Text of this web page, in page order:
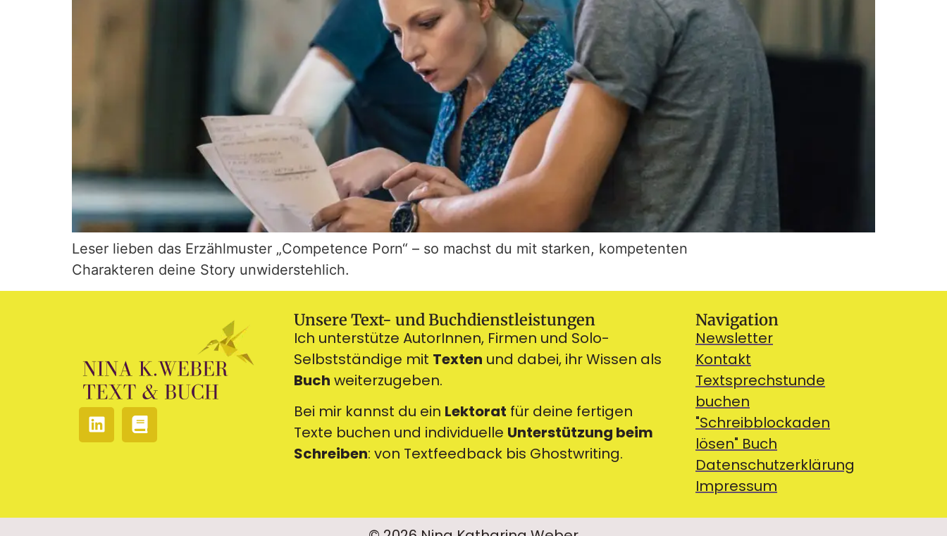
Leser lieben das Erzählmuster „Competence Porn“ – so machst du mit starken, kompetenten
Charakteren deine Story unwiderstehlich.
Ich unterstütze AutorInnen, Firmen und Solo-
Selbstständige mit Texten und dabei, ihr Wissen als
Buch weiterzugeben.
Bei mir kannst du ein Lektorat für deine fertigen
Texte buchen und individuelle Unterstützung beim
Schreiben: von Textfeedback bis Ghostwriting.
Unsere Text- und Buchdienstleistungen
Navigation
Newsletter
Kontakt
Textsprechstunde
buchen
"Schreibblockaden
lösen" Buch
Datenschutzerklärung
Impressum